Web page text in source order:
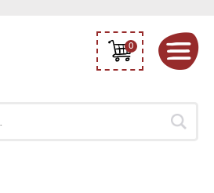
0